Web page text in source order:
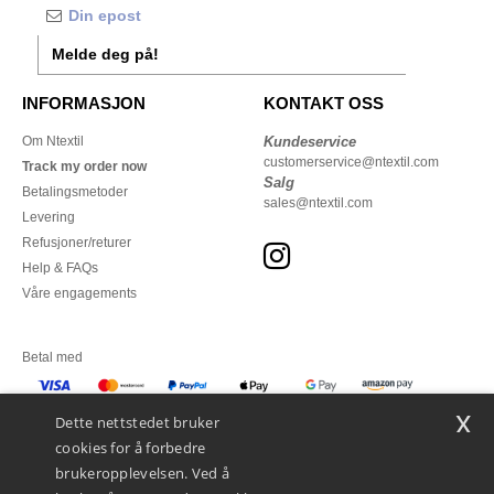
Melde deg på!
INFORMASJON
Om Ntextil
Track my order now
Betalingsmetoder
Levering
Refusjoner/returer
Help & FAQs
Våre engagements
KONTAKT OSS
Kundeservice
customerservice@ntextil.com
Salg
sales@ntextil.com
Betal med
Dette nettstedet bruker
cookies for å forbedre
brukeropplevelsen. Ved å
x